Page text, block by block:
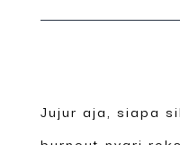
Jujur aja, siapa